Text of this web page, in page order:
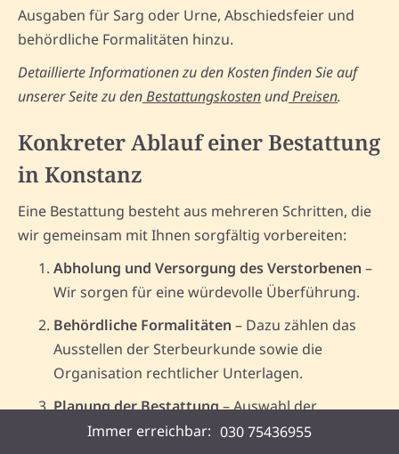
Ausgaben für Sarg oder Urne, Abschiedsfeier und
behördliche Formalitäten hinzu.
Detaillierte Informationen zu den Kosten finden Sie auf
unserer Seite zu denBestattungskosten undPreisen.
Konkreter Ablauf einer Bestattung
in Konstanz
Eine Bestattung besteht aus mehreren Schritten, die
wir gemeinsam mit Ihnen sorgfältig vorbereiten:
Abholung und Versorgung des Verstorbenen –
Wir sorgen für eine würdevolle Überführung.
Behördliche Formalitäten – Dazu zählen das
Ausstellen der Sterbeurkunde sowie die
Organisation rechtlicher Unterlagen.
Planung der Bestattung– Auswahl der
passenden Bestattungsform in Konstanz und
Immer erreichbar: 030 75436955